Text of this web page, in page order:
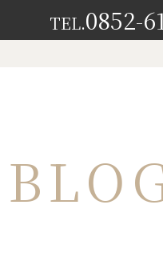
TEL.0852-